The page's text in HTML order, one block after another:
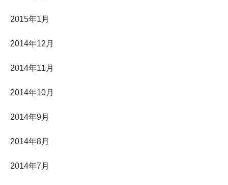
2015年1月
2014年12月
2014年11月
2014年10月
2014年9月
2014年8月
2014年7月